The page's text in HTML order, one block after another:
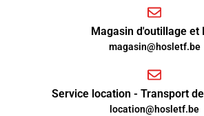
Magasin d'outillage et
magasin@hosletf.be
Service location - Transport
location@hosletf.be